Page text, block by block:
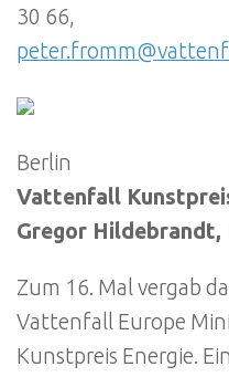
30 66,
Berlin
Vattenfall
Gregor Hildebrandt,
Zum 16. Mal vergab
Vattenfall Europe
Kunstpreis Energie.